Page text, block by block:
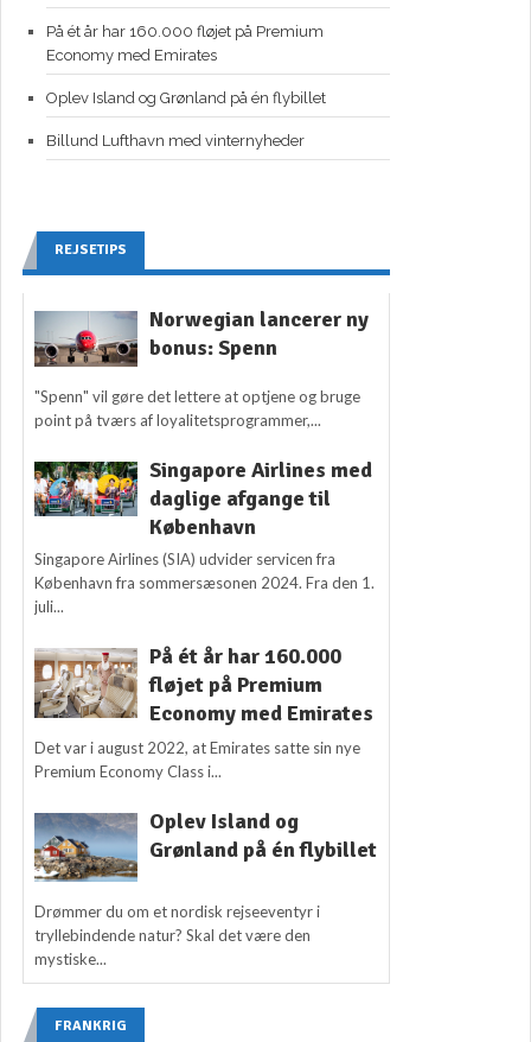
På ét år har 160.000 fløjet på Premium
Economy med Emirates
Oplev Island og Grønland på én flybillet
Billund Lufthavn med vinternyheder
REJSETIPS
Norwegian lancerer ny
bonus: Spenn
"Spenn" vil gøre det lettere at optjene og bruge
point på tværs af loyalitetsprogrammer,...
Singapore Airlines med
daglige afgange til
København
Singapore Airlines (SIA) udvider servicen fra
København fra sommersæsonen 2024. Fra den 1.
juli...
På ét år har 160.000
fløjet på Premium
Economy med Emirates
Det var i august 2022, at Emirates satte sin nye
Premium Economy Class i...
Oplev Island og
Grønland på én flybillet
Drømmer du om et nordisk rejseeventyr i
tryllebindende natur? Skal det være den
mystiske...
FRANKRIG